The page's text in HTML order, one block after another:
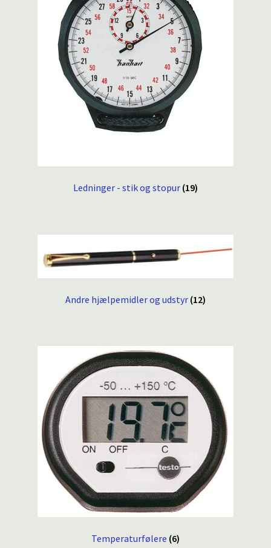
Ledninger - stik og stopur (19)
Andre hjælpemidler og udstyr (12)
Temperaturfølere (6)